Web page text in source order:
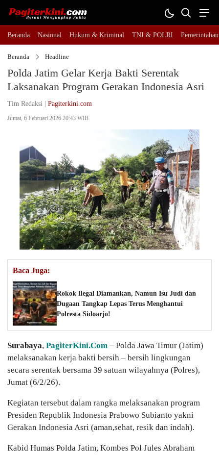
Beranda Nasional Hukum & Kriminal TNI & POLRI Pemerintahan
Beranda Headline
Polda Jatim Gelar Kerja Bakti Serentak
Laksanakan Program Gerakan Indonesia Asri
Tim Redaksi | Pagiterkini.com
Jumat, 6 Februari 2026 20:43 WIB
Baca Juga:
Rokok Ilegal Diamankan, Namun Isu Judi dan
Dugaan Tangkap Lepas Terus Menghantui
Polresta Sidoarjo!
Surabaya, PagiterKini.Com – Polda Jawa Timur (Jatim)
melaksanakan kerja bakti bersih – bersih lingkungan
secara serentak bersama 39 satuan wilayahnya (Polres),
Jumat (6/2/26).
Kegiatan tersebut dalam rangka melaksanakan program
Presiden Republik Indonesia Prabowo Subianto yakni
Gerakan Indonesia Asri (aman,sehat, resik dan indah).
Kabid Humas Polda Jatim, Kombes Pol Jules Abraham